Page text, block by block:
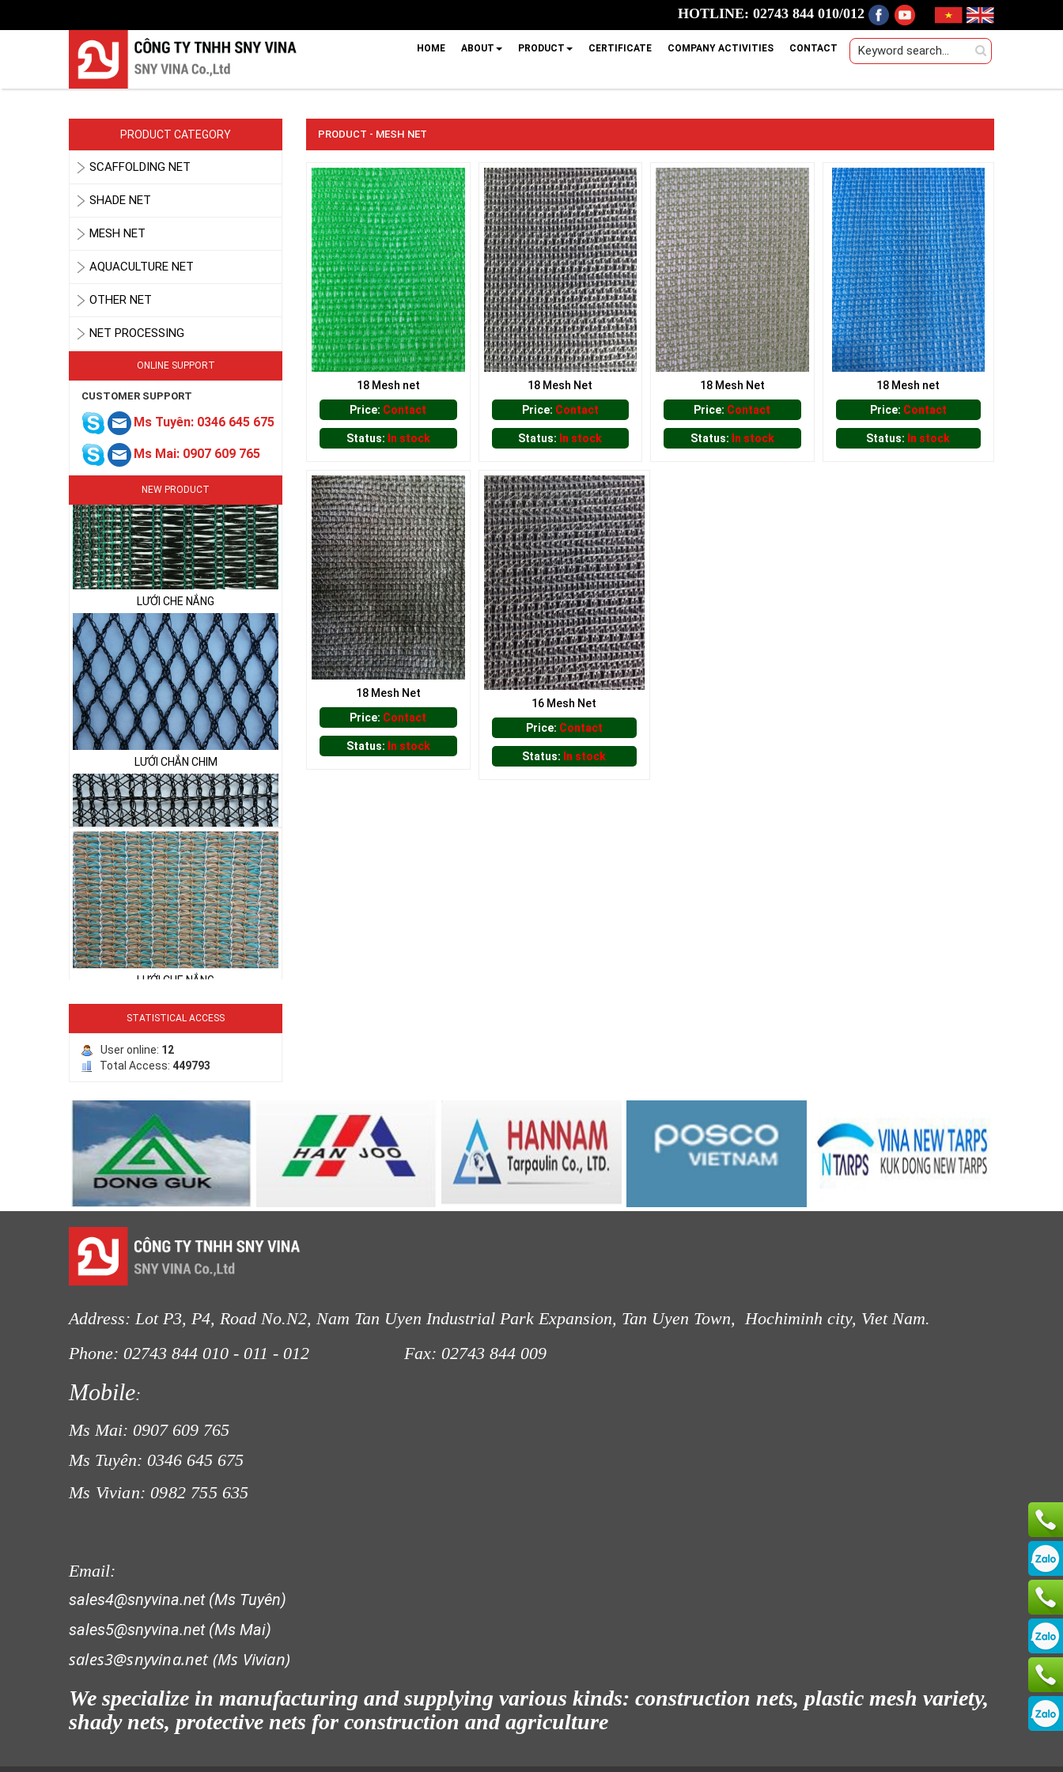
HOTLINE: 02743 844 010/012
HOME ABOUT PRODUCT CERTIFICATE COMPANY ACTIVITIES CONTACT
PRODUCT CATEGORY
SCAFFOLDING NET
SHADE NET
MESH NET
AQUACULTURE NET
OTHER NET
NET PROCESSING
ONLINE SUPPORT
CUSTOMER SUPPORT
Ms Tuyên: 0346 645 675
Ms Mai: 0907 609 765
NEW PRODUCT
LƯỚI CHE NẮNG
LƯỚI CHE NẮNG
LƯỚI CHẮN CHIM
LƯỚI PHƠI NÔNG SẢN
LƯỚI HÀNG RÀO HÌNH VUÔNG
LƯỚI CHẮN GIÓ
LƯỚI CHẮN CÔN TRÙNG
LƯỚI CHE NẮNG
LƯỚI CHE NẮNG
LƯỚI PHƠI NÔNG SẢN
LƯỚI HÀNG RÀO HÌNH VUÔNG
STATISTICAL ACCESS
User online: 12
Total Access: 449793
PRODUCT - MESH NET
18 Mesh net
Price: Contact
Status: In stock
18 Mesh Net
Price: Contact
Status: In stock
18 Mesh Net
Price: Contact
Status: In stock
18 Mesh net
Price: Contact
Status: In stock
18 Mesh Net
Price: Contact
Status: In stock
16 Mesh Net
Price: Contact
Status: In stock
Address: Lot P3, P4, Road No.N2, Nam Tan Uyen Industrial Park Expansion, Tan Uyen Town, Hochiminh city, Viet Nam.
Phone: 02743 844 010 - 011 - 012 Fax: 02743 844 009
Mobile:
Ms Mai: 0907 609 765
Ms Tuyên: 0346 645 675
Ms Vivian: 0982 755 635
Email:
sales4@snyvina.net (Ms Tuyên)
sales5@snyvina.net (Ms Mai)
sales3@snyvina.net (Ms Vivian)
We specialize in manufacturing and supplying various kinds: construction nets, plastic mesh variety,
shady nets, protective nets for construction and agriculture